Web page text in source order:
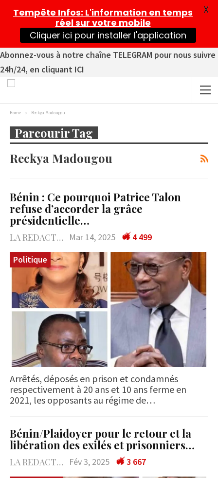
Abonnez-vous à notre chaîne TELEGRAM pour nous suivre
24h/24, en cliquant ICI
Home Reckya Madougou
Parcourir Tag
Reckya Madougou
Bénin : Ce pourquoi Patrice Talon
refuse d’accorder la grâce
présidentielle…
LA REDACTION Mar 14, 2025
4 499
Politique
Arrêtés, déposés en prison et condamnés
respectivement à 20 ans et 10 ans ferme en
2021, les opposants au régime de…
Bénin/Plaidoyer pour le retour et la
libération des exilés et prisonniers…
LA REDACTION Fév 3, 2025
3 667
Tempête Infos: L'information en temps
réel sur votre mobile
Cliquer ici pour installer l'application
X